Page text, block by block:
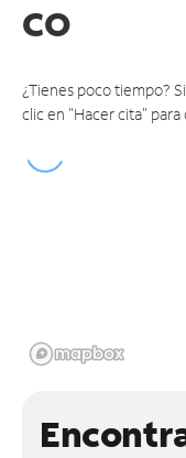
CO
¿Tienes poco tiempo?
clic en "Hacer cita"